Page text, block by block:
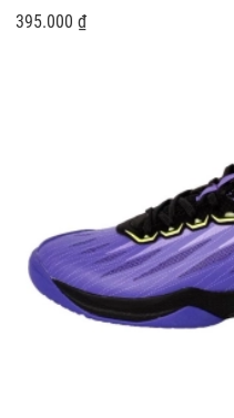
395.000 ₫